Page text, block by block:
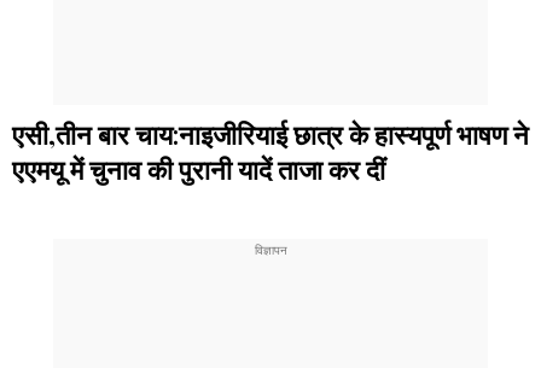
एसी,तीन बार चाय:नाइजीरियाई छात्र के हास्यपूर्ण भाषण ने
एएमयू में चुनाव की पुरानी यादें ताजा कर दीं